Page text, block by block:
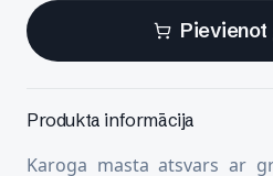
Pievienot
Produkta informācija
Karoga masta atsvars ar